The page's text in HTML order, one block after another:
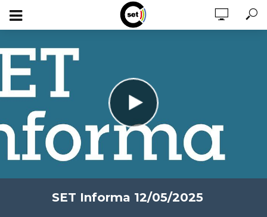
SET Informa 12/05/2025